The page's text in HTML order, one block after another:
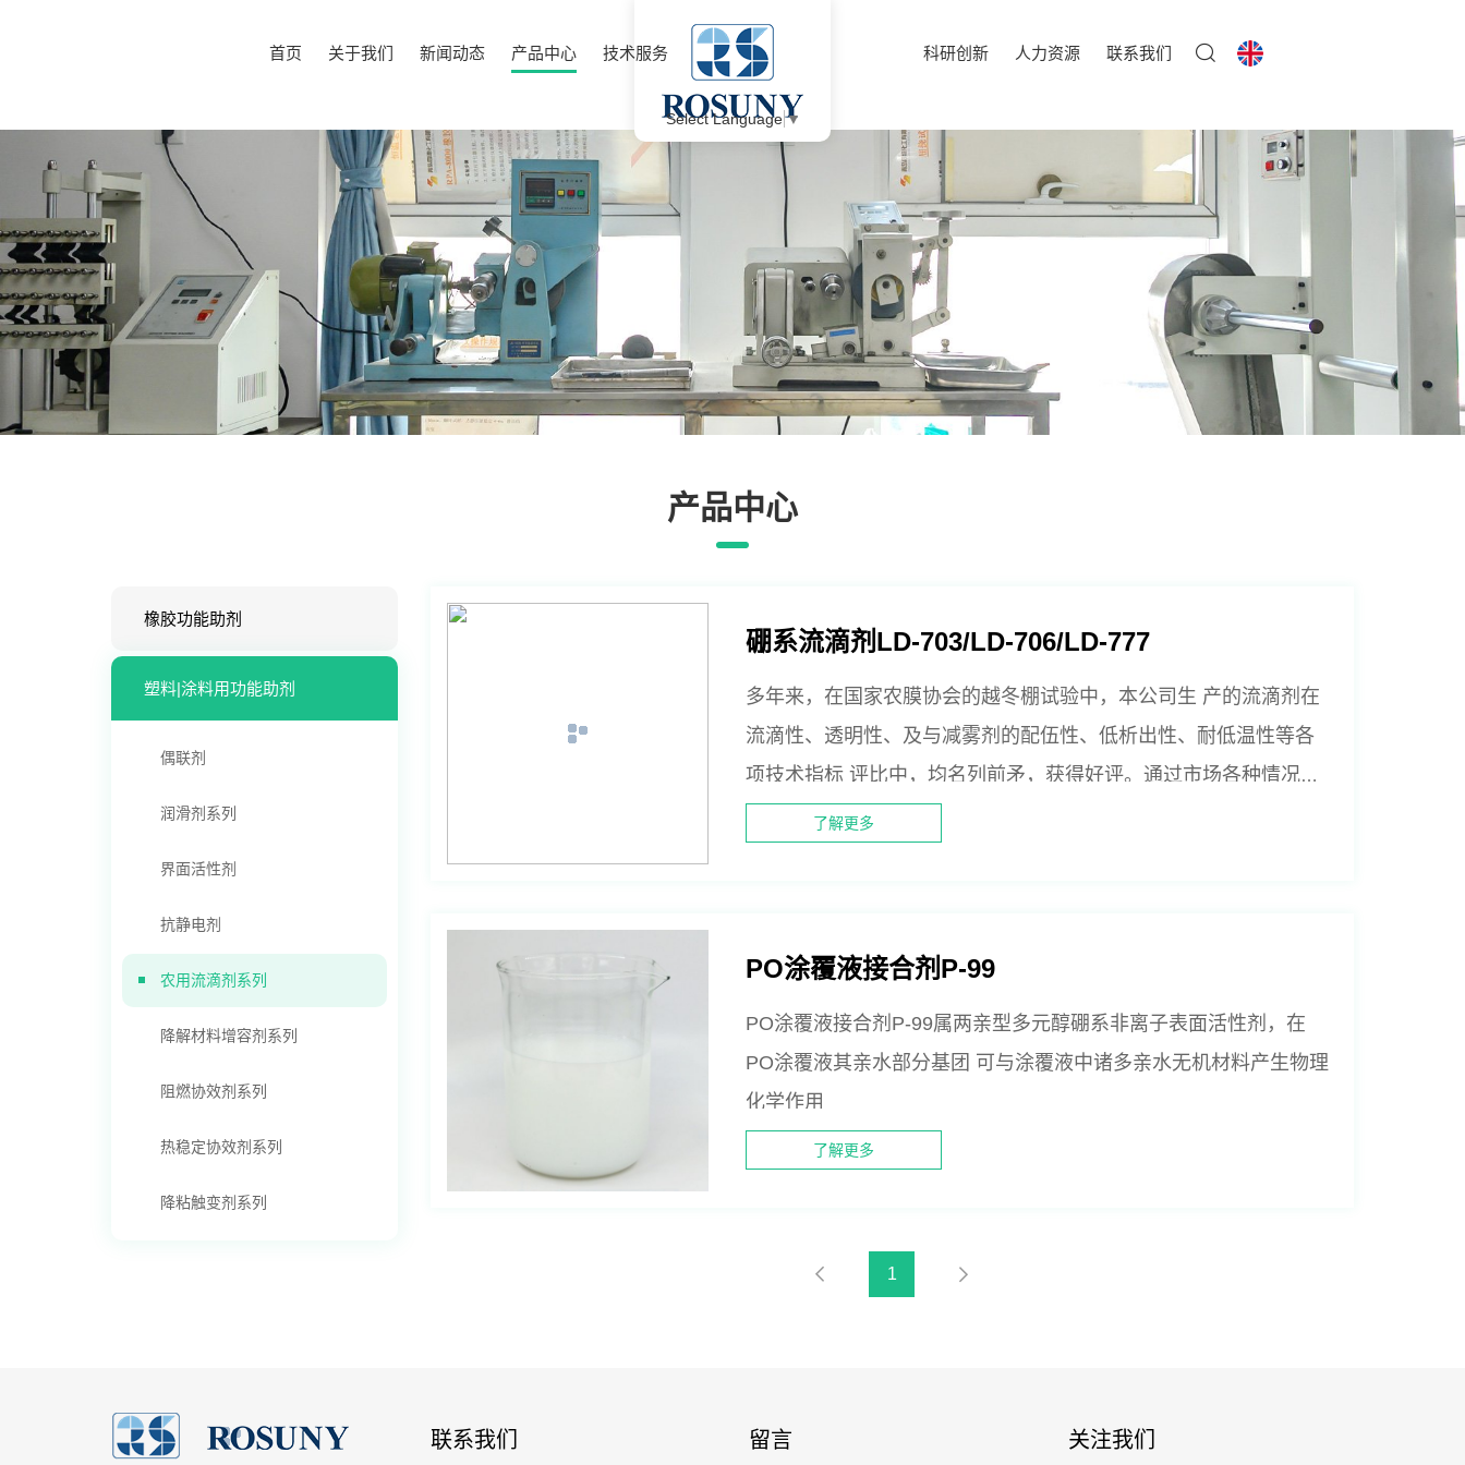
首页 关于我们 新闻动态 产品中心 技术服务 科研创新 人力资源 联系我们
Select Language▼
产品中心
橡胶功能助剂
塑料|涂料用功能助剂
偶联剂
润滑剂系列
界面活性剂
抗静电剂
农用流滴剂系列
降解材料增容剂系列
阻燃协效剂系列
热稳定协效剂系列
降粘触变剂系列
硼系流滴剂LD-703/LD-706/LD-777
多年来，在国家农膜协会的越冬棚试验中，本公司生 产的流滴剂在
流滴性、透明性、及与减雾剂的配伍性、低析出性、耐低温性等各
项技术指标 评比中，均名列前矛，获得好评。通过市场各种情况下
的扣棚试验，在实践中也获得了广大农膜厂家的广泛肯定。
了解更多
PO涂覆液接合剂P-99
PO涂覆液接合剂P-99属两亲型多元醇硼系非离子表面活性剂，在
PO涂覆液其亲水部分基团 可与涂覆液中诸多亲水无机材料产生物理
化学作用
了解更多
1
联系我们 留言 关注我们